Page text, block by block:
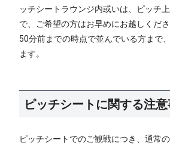
ッチシートラウンジ内或いは、ピッチ
で、ご希望の方はお早めにお越しくだ
50分前までの時点で並んでいる方まで
ます。
ピッチシートに関する注
ピッチシートでのご観戦につき、通常